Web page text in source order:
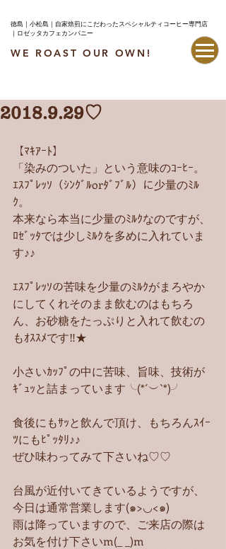
WE ROAST OUR OWN!
徳島｜小松島｜自家焙煎にこだわったスペシャルティコーヒー専門店
｜ロゼッタカフェカンパニー
2018.9.29♡
【ﾏｷｱｰﾄ】
「染みのついた」という意味のｺｰﾋｰ。
ｴｽﾌﾟﾚｯｿ（ｼﾝｸﾞﾙorﾀﾞﾌﾞﾙ）に少量のﾐﾙ
ｸ。
本来なら本当に少量のﾐﾙｸなのですが、
ﾛｾﾞｯﾀでは少しﾐﾙｸを多めに入れていま
す♪♪
ｴｽﾌﾟﾚｯｿの苦味を少量のﾐﾙｸがまろやか
にしてくれそのまま飲むのはもちろ
ん、お砂糖をたっぷりと入れて飲むの
もｵｽｽﾒです‼︎★
小さいｶｯﾌﾟの中に苦味、旨味、技術が
ｷﾞｭｯと詰まっています╰(*´︶`*)╯
食後にもｻｯと飲んで頂け、もちろんｽｲｰ
ﾂにもﾋﾟｯﾀﾘ♪♪
ぜひ味わってみて下さいね♡♡
台風が近付いてきているようですが、
今日は通常営業します(๑>◡<๑)
雨は降っていますので、ご来店の際は
お気を付け下さいm(_ _)m